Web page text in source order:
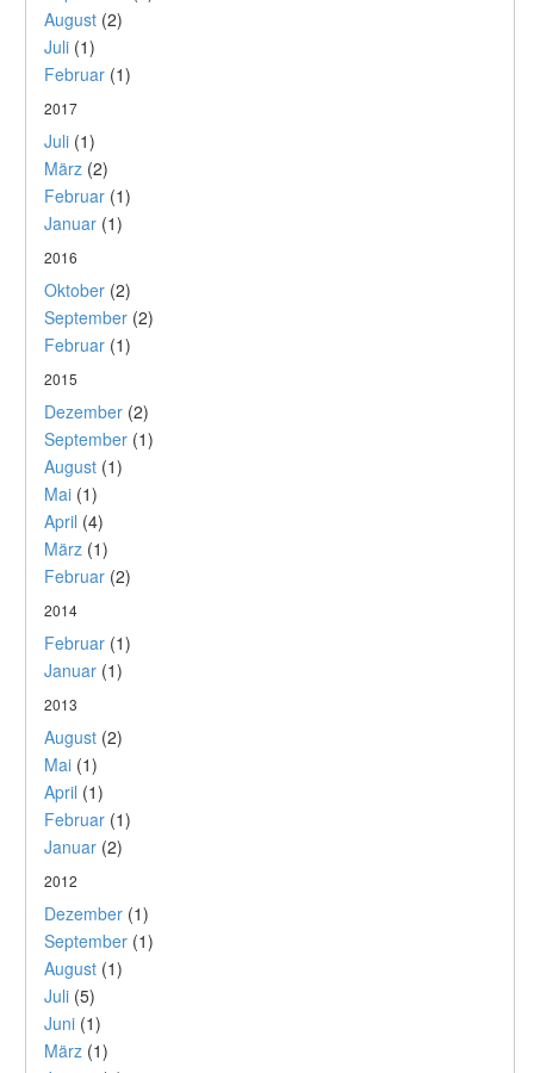
August (2)
Juli (1)
Februar (1)
2017
Juli (1)
März (2)
Februar (1)
Januar (1)
2016
Oktober (2)
September (2)
Februar (1)
2015
Dezember (2)
September (1)
August (1)
Mai (1)
April (4)
März (1)
Februar (2)
2014
Februar (1)
Januar (1)
2013
August (2)
Mai (1)
April (1)
Februar (1)
Januar (2)
2012
Dezember (1)
September (1)
August (1)
Juli (5)
Juni (1)
März (1)